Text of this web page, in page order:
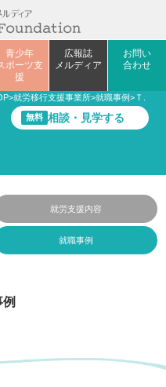
青少年
ポーツ支
援
広報誌
メルディア
お問い
合わせ
>就労移行支援事業所>就職事例> Ｔ.Ｉさ
無料 相談・見学する
就労支援内容
就職事例